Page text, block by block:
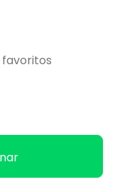
favoritos